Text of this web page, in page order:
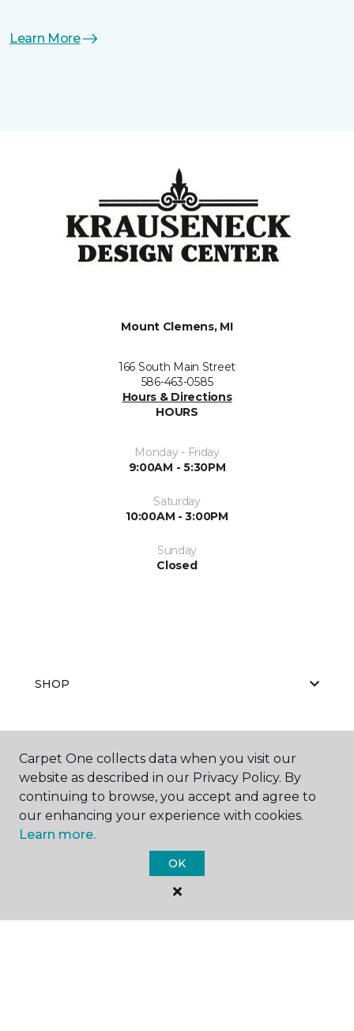
Learn More
Mount Clemens, MI
166 South Main Street
586-463-0585
Hours & Directions
HOURS
Monday - Friday
9:00AM - 5:30PM
Saturday
10:00AM - 3:00PM
Sunday
Closed
SHOP
GET INSPIRED
EDUCATION
Carpet One collects data when you visit our
website as described in our Privacy Policy. By
continuing to browse, you accept and agree to
our enhancing your experience with cookies.
Learn more.
OK